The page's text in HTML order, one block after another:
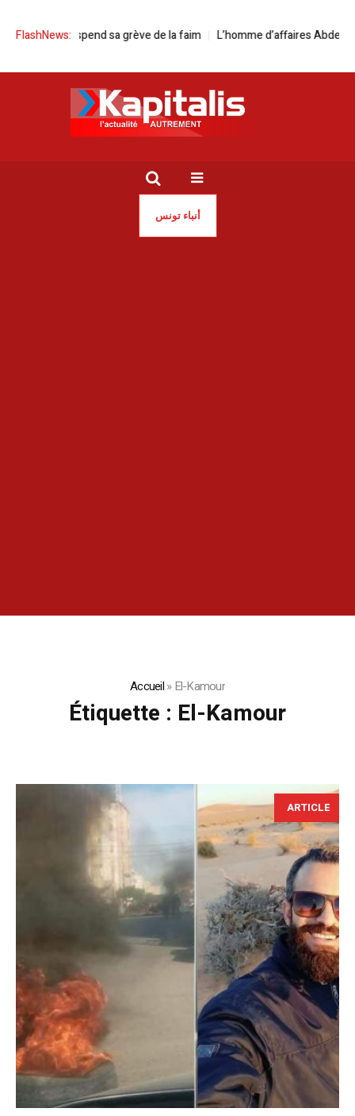
FlashNews:
suspend sa grève de la faim L’homme d’affaires Abdelaziz
أنباء تونس
Accueil»El-Kamour
Étiquette : El-Kamour
ARTICLE